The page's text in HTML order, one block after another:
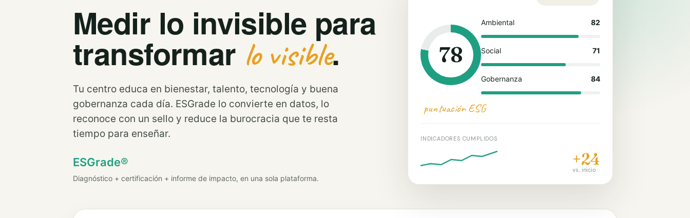
Medir lo invisible para
transformar lo visible.
Tu centro educa en bienestar, talento, tecnología y buena
gobernanza cada día. ESGrade lo convierte en datos, lo
reconoce con un sello y reduce la burocracia que te resta
tiempo para enseñar.
ESGrade®
Diagnóstico + certificación + informe de impacto, en una sola plataforma.
78
Ambiental 82
Social 71
Gobernanza 84
puntuación ESG
INDICADORES CUMPLIDOS
+24
vs. inicio